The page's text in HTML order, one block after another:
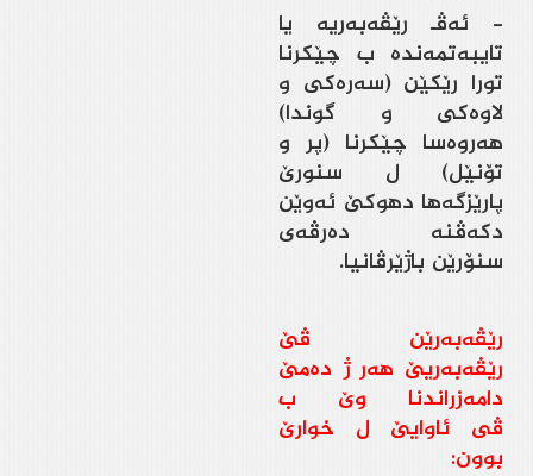
- ئه‌ڤـ رێڤه‌به‌ريه‌ يا
تايبه‌تمه‌نده‌ ب چێكرنا
تورا رێكێن (سه‌ره‌كی و
لاوه‌كی و گوندا)
هه‌روه‌سا چێكرنا (پر و
تۆنێل) ل سنورێ
پارێزگه‌ها دهوكێ ئه‌وێن
دكه‌ڤنه‌ ده‌رڤه‌ی
سنۆرێن باژێرڤانيا.
رێڤه‌به‌رێن ڤێ
رێڤه‌به‌ريێ هه‌ر ژ ده‌مێ
دامه‌زراندنا وێ ب
ڤی ئاوايێ ل خوارێ
بوون: